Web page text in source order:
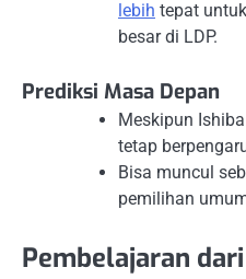
lebih tepat
besar di LDP.
Prediksi Masa Depan
Meskipun
tetap
Bisa muncul
pemilihan
Pembelajaran